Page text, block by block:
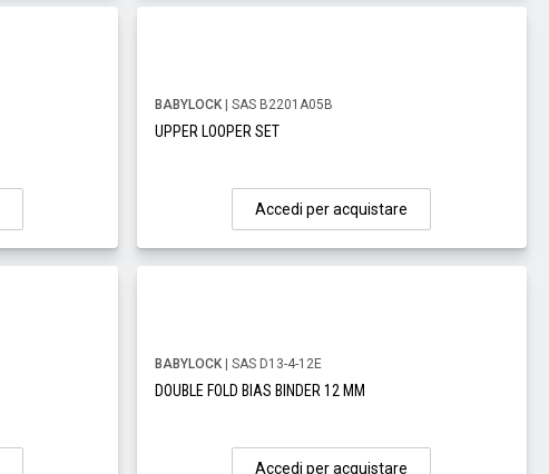
BABYLOCK| SAS B2201A05B
UPPER LOOPER SET
Accedi per acquistare
BABYLOCK| SAS D13-4-12E
DOUBLE FOLD BIAS BINDER 12 MM
Accedi per acquistare